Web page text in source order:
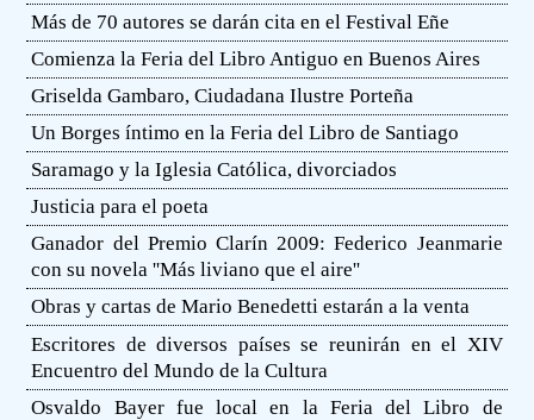
Más de 70 autores se darán cita en el Festival Eñe
Comienza la Feria del Libro Antiguo en Buenos Aires
Griselda Gambaro, Ciudadana Ilustre Porteña
Un Borges íntimo en la Feria del Libro de Santiago
Saramago y la Iglesia Católica, divorciados
Justicia para el poeta
Ganador del Premio Clarín 2009: Federico Jeanmarie
con su novela ''Más liviano que el aire''
Obras y cartas de Mario Benedetti estarán a la venta
Escritores de diversos países se reunirán en el XIV
Encuentro del Mundo de la Cultura
Osvaldo Bayer fue local en la Feria del Libro de